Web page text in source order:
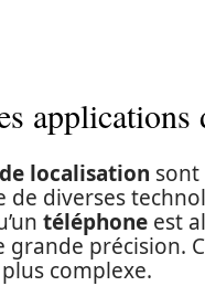
localisation sont
de diverses
téléphone est
grande précision.
complexe.